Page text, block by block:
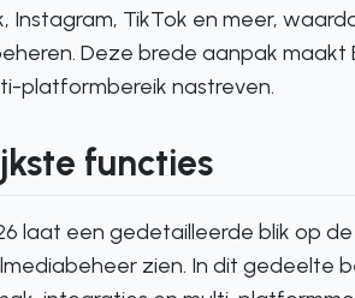
Instagram, TikTok en meer,
Deze brede aanpak
platformbereik nastreven.
functies
laat een gedetailleerde blik op
zien. In dit gedeelte